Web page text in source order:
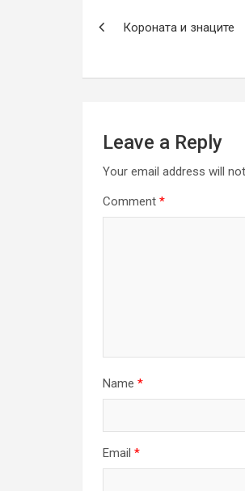
navigation
Короната и знаците
Leave a Reply
Your email address will
Comment *
Name *
Email *